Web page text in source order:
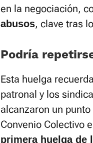
en la negociación,
abusos, clave tras
Podría
Esta huelga
patronal y los
alcanzaron un
Convenio Colectivo
primera huelga de